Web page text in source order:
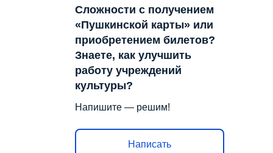
Сложности с получением
«Пушкинской карты» или
приобретением билетов?
Знаете, как улучшить
работу учреждений
культуры?
Напишите — решим!
Написать